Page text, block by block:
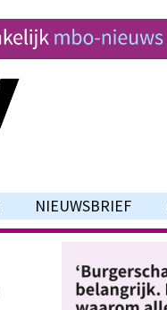
NIEUWSBRIEF